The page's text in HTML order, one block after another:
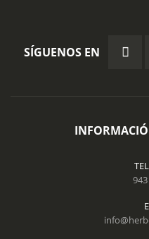
SÍGUENOS EN